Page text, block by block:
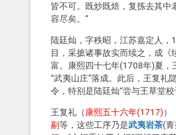
皆不可。既炒既焙，复拣去其中
容尽矣。”
陆廷灿，字秩昭，江苏嘉定人
目，采摭诸事故实而续之，成
富。康熙四十七年(1708年)夏，
“武夷山庄”落成。此后，王复礼
令，特别是陆廷灿“尝与王草堂
王复礼（ 康熙五十六年(1717)）
剔等，这些工序乃是武夷岩茶(青